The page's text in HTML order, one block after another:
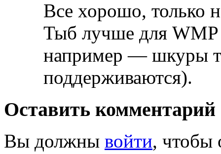
Все хорошо, только
Тыб лучше для WMP
например — шкуры
поддерживаются).
Оставить комментарий
Вы должны войти, чтобы